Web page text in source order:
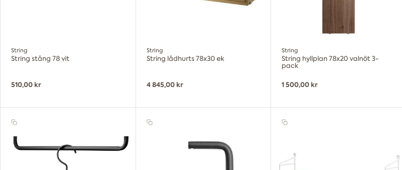
String
String stång 78 vit
510,00 kr
String
String lådhurts 78x30 ek
4 845,00 kr
String
String hyllplan 78x20 valnöt 3-
pack
1 500,00 kr